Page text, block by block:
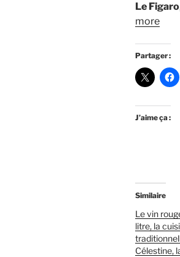
Le Figaro
more
Partager :
J’aime ça :
Similaire
Le vin
litre, la
Célestine,